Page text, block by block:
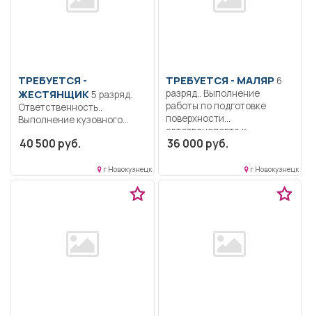
ТРЕБУЕТСЯ -
ЖЕСТЯНЩИК
Ответственность..
Выполнение кузовного
контроль выполненных
40 500 руб.
г Новокузнецк
ТРЕБУЕТСЯ - МАЛЯР
разряд.. Выполнение
работы по подготовке
поверхности
автотранспорта к...
36 000 руб.
г Новокузнецк